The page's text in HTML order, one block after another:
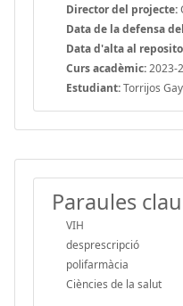
Director del projecte:
Data de la defensa
Data d'alta al
Curs acadèmic:2023-
Estudiant:Torrijos
Paraules
VIH
desprescripció
polifarmàcia
Ciències de la salut